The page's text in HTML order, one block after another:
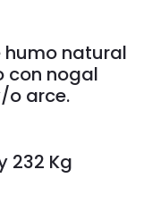
humo natural
con nogal
o arce.
232 Kg